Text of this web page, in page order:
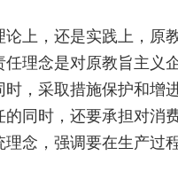
论上，还是实践上，原
理念是对原教旨主义
，采取措施保护和增
同时，还要承担对消
念，强调要在生产过